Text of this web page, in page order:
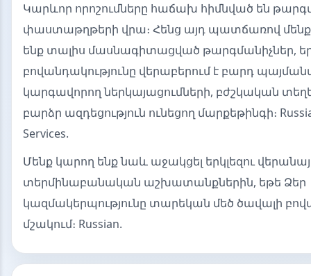
Կարևոր որոշումները հաճախ հիմնված են
փաստաթղթերի վրա։ Հենց այդ պատճառով մենք
ենք տալիս մասնագիտացված թարգմանիչներ,
բովանդակությունը վերաբերում է բարդ
կարգավորող ներկայացումների, բժշկական
բարձր ազդեցություն ունեցող մարքեթինգի։
Services.
Մենք կարող ենք նաև աջակցել երկլեզու
տերմինաբանական աշխատանքներին, եթե Ձեր
կազմակերպությունը տարեկան մեծ ծավալի
մշակում։ Russian.